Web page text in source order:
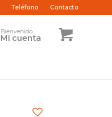
Teléfono Contacto